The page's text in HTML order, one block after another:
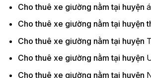
Cho thuê xe giường nằm tại huyện
Cho thuê xe giường nằm tại huyện
Cho thuê xe giường nằm tại huyện
Cho thuê xe giường nằm tại huyện
Cho thuê xe giường nằm tại huyện